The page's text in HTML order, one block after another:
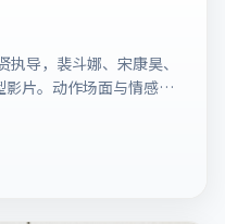
导，裴斗娜、宋康昊、
片。动作场面与情感戏
可供检索参考，上映日